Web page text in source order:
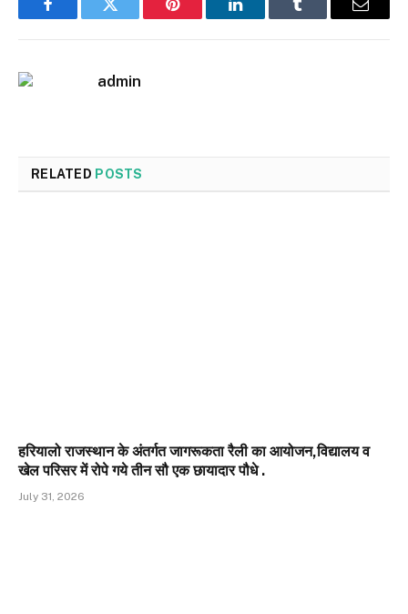
FacebookTwitter Pinterest LinkedInTumblr Email
admin
RELATED POSTS
हरियालो राजस्थान के अंतर्गत जागरूकता रैली का आयोजन,विद्यालय व
खेल परिसर में रोपे गये तीन सौ एक छायादार पौधे .
July 31, 2026